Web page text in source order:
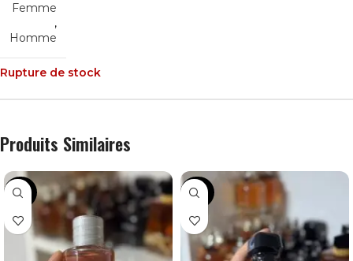
Femme
,
Homme
Rupture de stock
Produits Similaires
-36% -30%